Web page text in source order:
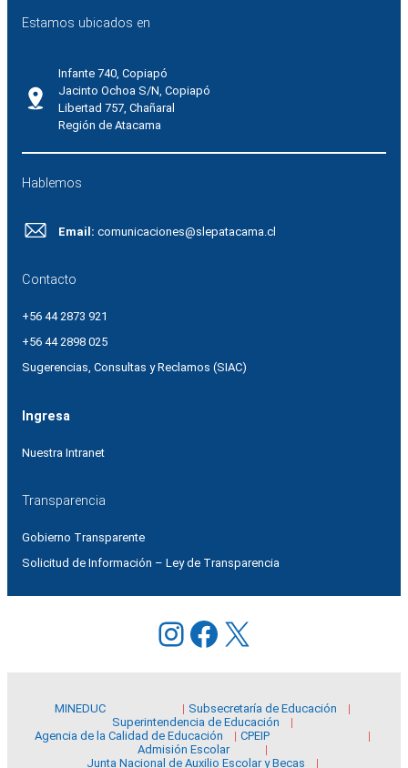
Estamos ubicados en
Infante 740, Copiapó
Jacinto Ochoa S/N, Copiapó
Libertad 757, Chañaral
Región de Atacama
Hablemos
Email: comunicaciones@slepatacama.cl
Contacto
+56 44 2873 921
+56 44 2898 025
Sugerencias, Consultas y Reclamos (SIAC)
Ingresa
Nuestra Intranet
Transparencia
Gobierno Transparente
Solicitud de Información – Ley de Transparencia
Instagram
Facebook
X
MINEDUC
Subsecretaría de Educación
Superintendencia de Educación
Agencia de la Calidad de Educación
CPEIP
Admisión Escolar
Junta Nacional de Auxilio Escolar y Becas